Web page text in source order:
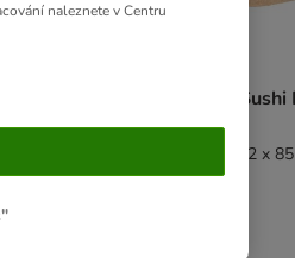
8in1 Tasties
kuřecím
výhodné balení: 2 x
naleznete v Centru